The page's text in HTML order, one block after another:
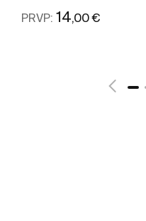
PRVP: 14,00 €